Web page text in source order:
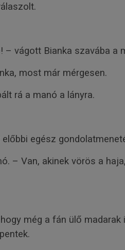
– vágott Bianka szavába a
most már mérgesen.
rá a manó a lányra.
egész
– Van, akinek vörös a
még a fán ülő